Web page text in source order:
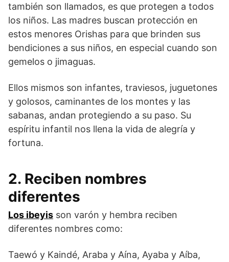
también son llamados, es que protegen a todos
los niños. Las madres buscan protección en
estos menores Orishas para que brinden sus
bendiciones a sus niños, en especial cuando son
gemelos o jimaguas.
Ellos mismos son infantes, traviesos, juguetones
y golosos, caminantes de los montes y las
sabanas, andan protegiendo a su paso. Su
espíritu infantil nos llena la vida de alegría y
fortuna.
2. Reciben nombres
diferentes
Los ibeyis son varón y hembra reciben
diferentes nombres como:
Taewó y Kaindé, Araba y Aína, Ayaba y Aíba,